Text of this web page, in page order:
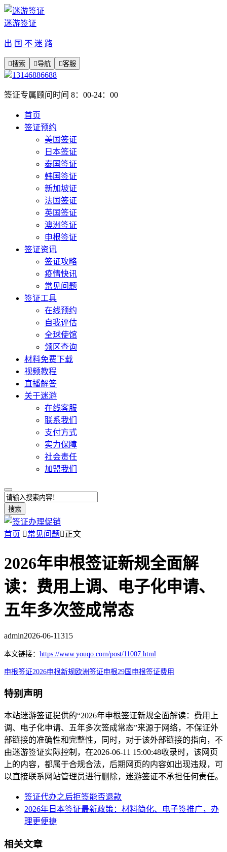
迷游签证
出 国 不 迷 路
搜索 导航 客服
13146886688
签证专属顾问时间 8：00-24：00
首页
签证预约
美国签证
日本签证
泰国签证
韩国签证
新加坡证
法国签证
英国签证
澳洲签证
申根签证
签证资讯
签证攻略
疫情快讯
常见问题
签证工具
在线预约
自我评估
全球使馆
领区查询
材料免费下载
视频教程
直播解答
关于迷游
在线客服
联系我们
支付方式
实力保障
社会责任
加盟我们
搜索
首页 常见问题正文
2026年申根签证新规全面解
读：费用上调、电子化申请、
五年多次签成常态
admin2026-06-11315
本文链接： https://www.youqo.com/post/11007.html
申根签证2026申根新规 欧洲签证 申根29国 申根签证费用
特别声明
本站迷游签证提供的“2026年申根签证新规全面解读：费用上
调、电子化申请、五年多次签成常态”来源于网络，不保证外
部链接的准确性和完整性，同时，对于该外部链接的指向，不
由迷游签证实际控制，在2026-06-11 15:00:48收录时，该网页
上的内容，都属于合规合法，后期网页的内容如出现违规，可
以直接联系网站管理员进行删除，迷游签证不承担任何责任。
签证代办之后拒签能否退款
2026年日本签证最新政策：材料简化、电子签推广，办
理更便捷
相关文章